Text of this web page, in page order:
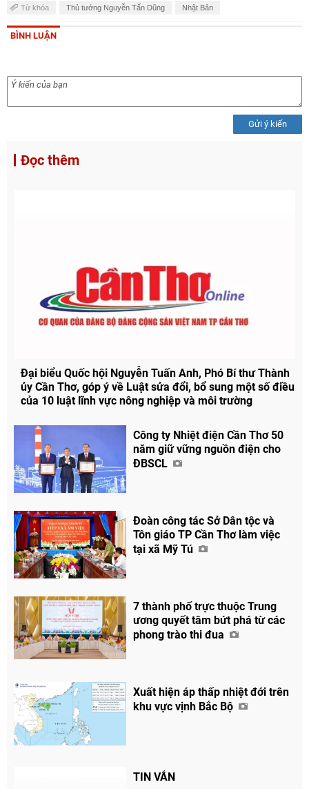
Từ khóa Thủ tướng Nguyễn Tấn Dũng Nhật Bản
BÌNH LUẬN
Gửi ý kiến
Đọc thêm
Đại biểu Quốc hội Nguyễn Tuấn Anh, Phó Bí thư Thành
ủy Cần Thơ, góp ý về Luật sửa đổi, bổ sung một số điều
của 10 luật lĩnh vực nông nghiệp và môi trường
Công ty Nhiệt điện Cần Thơ 50
năm giữ vững nguồn điện cho
ĐBSCL
Đoàn công tác Sở Dân tộc và
Tôn giáo TP Cần Thơ làm việc
tại xã Mỹ Tú
7 thành phố trực thuộc Trung
ương quyết tâm bứt phá từ các
phong trào thi đua
Xuất hiện áp thấp nhiệt đới trên
khu vực vịnh Bắc Bộ
TIN VẮN